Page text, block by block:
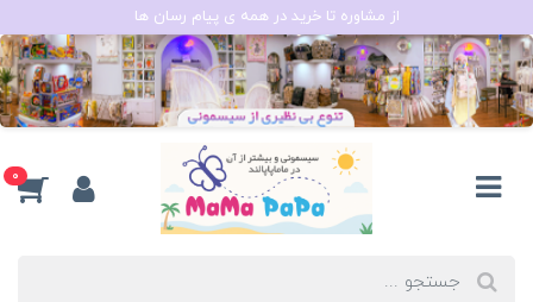
از مشاوره تا خرید در همه ی پیام رسان ها
0